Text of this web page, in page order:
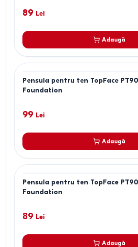
89 Lei
Adaugă
Pensula pentru ten TopFace
Foundation
99 Lei
Adaugă
Pensula pentru ten TopFace
Faundation
89 Lei
Adaugă